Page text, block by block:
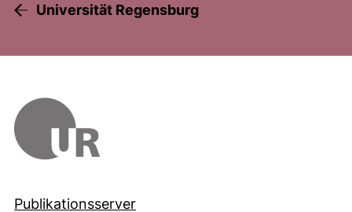
Universität Regensburg
Publikationsserver